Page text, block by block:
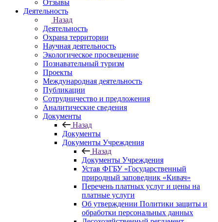
Отзывы
Деятельность
Назад
Деятельность
Охрана территории
Научная деятельность
Экологическое просвещение
Познавательный туризм
Проекты
Международная деятельность
Публикации
Сотрудничество и предложения
Аналитические сведения
Документы
Назад
Документы
Документы Учреждения
Назад
Документы Учреждения
Устав ФГБУ «Государственный
природный заповедник «Кивач»
Перечень платных услуг и цены на
платные услуги
Об утверждении Политики защиты и
обработки персональных данных